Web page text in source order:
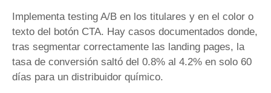
Implementa testing A/B en los titulares y en el color o
texto del botón CTA. Hay casos documentados donde,
tras segmentar correctamente las landing pages, la
tasa de conversión saltó del 0.8% al 4.2% en solo 60
días para un distribuidor químico.